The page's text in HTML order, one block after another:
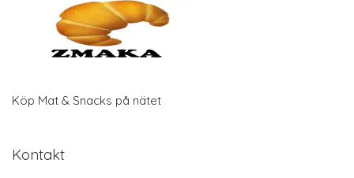
Köp Mat & Snacks på nätet
Kontakt